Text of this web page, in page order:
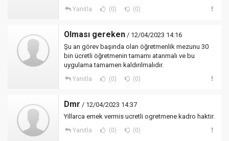
Yanıtla (0) (0)
Olması gereken / 12/04/2023 14:16
Şu an görev başında olan öğretmenlik mezunu 30
bin ücretli öğretmenin tamamı atanmalı ve bu
uygulama tamamen kaldırılmalıdır.
Yanıtla (0) (0)
Dmr / 12/04/2023 14:37
Yillarca emek vermis ucretli ogretmene kadro haktir.
Yanıtla (0) (0)